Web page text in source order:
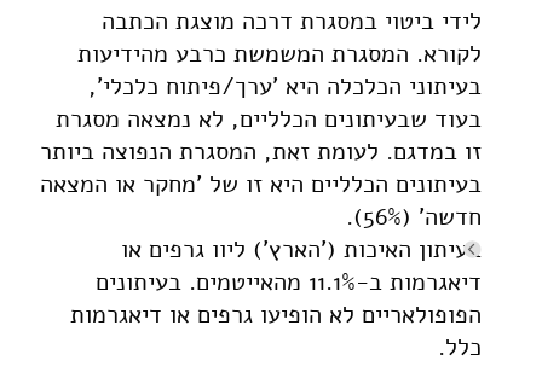
לידי ביטוי במסגרת דרכה מוצגת הכתבה
לקורא. המסגרת המשמשת כרבע מהידיעות
בעיתוני הכלכלה היא 'ערך/פיתוח כלכלי',
בעוד שבעיתונים הכלליים, לא נמצאה מסגרת
זו במדגם. לעומת זאת, המסגרת הנפוצה ביותר
בעיתונים הכלליים היא זו של 'מחקר או המצאה
חדשה' (56%).
בעיתון האיכות ('הארץ') ליוו גרפים או
דיאגרמות ב-11.1% מהאייטמים. בעיתונים
הפופולאריים לא הופיעו גרפים או דיאגרמות
כלל.